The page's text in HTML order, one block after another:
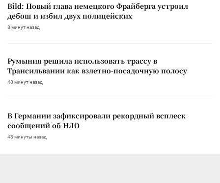
Bild: Новый глава немецкого Фрайберга устроил
дебош и избил двух полицейских
8 минут назад
Румыния решила использовать трассу в
Трансильвании как взлетно-посадочную полосу
40 минут назад
В Германии зафиксировали рекордный всплеск
сообщений об НЛО
43 минуты назад